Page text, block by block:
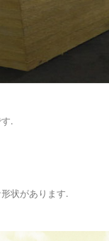
.
状があります.